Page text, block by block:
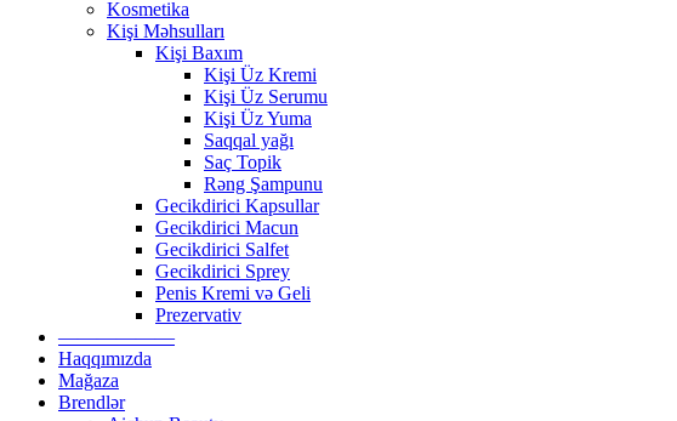
Kosmetika
Kişi Məhsulları
Kişi Baxım
Kişi Üz Kremi
Kişi Üz Serumu
Kişi Üz Yuma
Saqqal yağı
Saç Topik
Rəng Şampunu
Gecikdirici Kapsullar
Gecikdirici Macun
Gecikdirici Salfet
Gecikdirici Sprey
Penis Kremi və Geli
Prezervativ
——————
Haqqımızda
Mağaza
Brendlər